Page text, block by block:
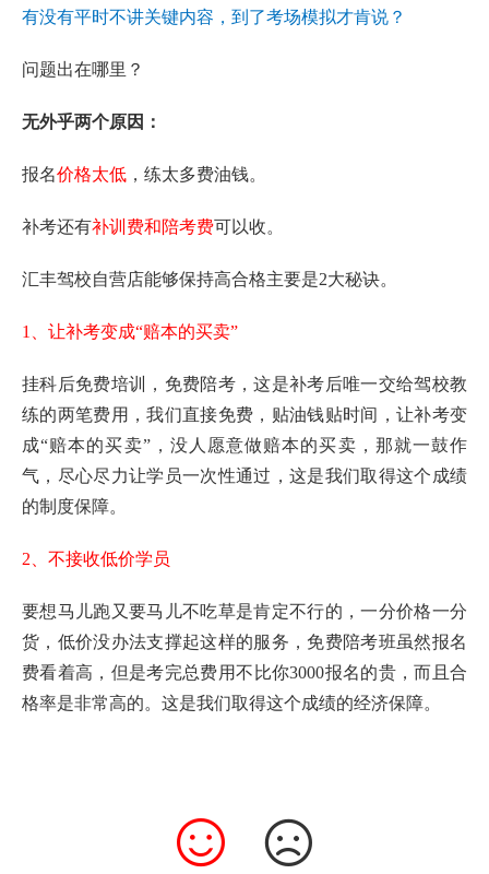
有没有平时不讲关键内容，到了考场模拟才肯说？
问题出在哪里？
无外乎两个原因：
报名价格太低 ，练太多费油钱。
补考还有补训费和陪考费可以收。
汇丰驾校自营店能够保持高合格主要是2大秘诀。
1、让补考变成“赔本的买卖”
挂科后免费培训，免费陪考，这是补考后唯一交给驾校教
练的两笔费用，我们直接免费，贴油钱贴时间，让补考变
成“赔本的买卖”，没人愿意做赔本的买卖，那就一鼓作
气，尽心尽力让学员一次性通过，这是我们取得这个成绩
的制度保障。
2、不接收低价学员
要想马儿跑又要马儿不吃草是肯定不行的，一分价格一分
货，低价没办法支撑起这样的服务，免费陪考班虽然报名
费看着高，但是考完总费用不比你3000报名的贵，而且合
格率是非常高的。这是我们取得这个成绩的经济保障。